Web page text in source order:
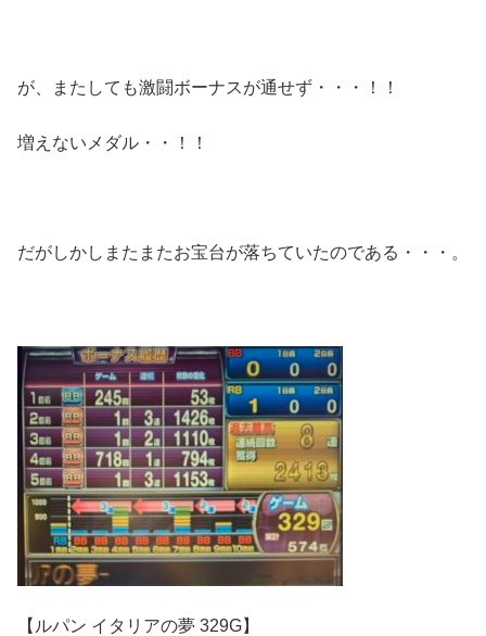
が、またしても激闘ボーナスが通せず・・・！！
増えないメダル・・！！
だがしかしまたまたお宝台が落ちていたのである・・・。
【ルパン イタリアの夢 329G】